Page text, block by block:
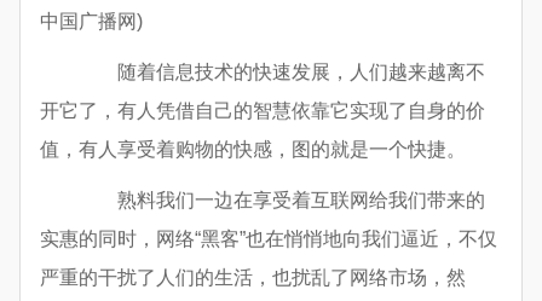
中国广播网)
随着信息技术的快速发展，人们越来越离不
开它了，有人凭借自己的智慧依靠它实现了自身的价
值，有人享受着购物的快感，图的就是一个快捷。
熟料我们一边在享受着互联网给我们带来的
实惠的同时，网络“黑客”也在悄悄地向我们逼近，不仅
严重的干扰了人们的生活，也扰乱了网络市场，然